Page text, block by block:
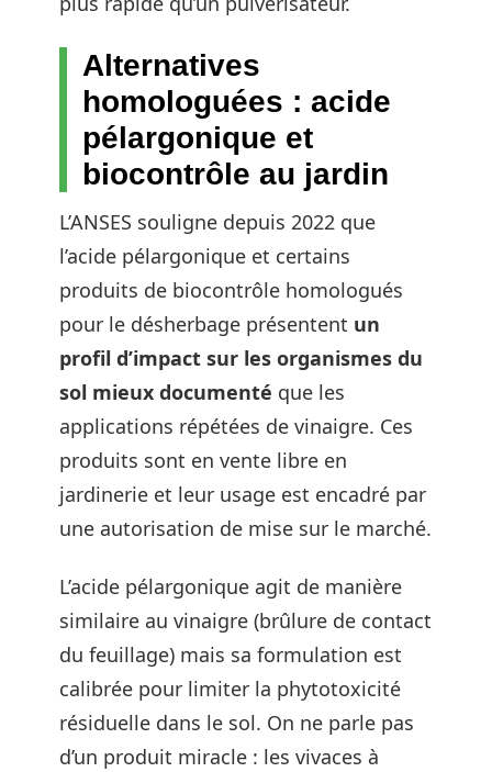
Alternatives
homologuées : acide
pélargonique et
biocontrôle au jardin
L’ANSES souligne depuis 2022 que
l’acide pélargonique et certains
produits de biocontrôle homologués
pour le désherbage présentent un
profil d’impact sur les organismes du
sol mieux documenté que les
applications répétées de vinaigre. Ces
produits sont en vente libre en
jardinerie et leur usage est encadré par
une autorisation de mise sur le marché.
L’acide pélargonique agit de manière
similaire au vinaigre (brûlure de contact
du feuillage) mais sa formulation est
calibrée pour limiter la phytotoxicité
résiduelle dans le sol. On ne parle pas
d’un produit miracle : les vivaces à